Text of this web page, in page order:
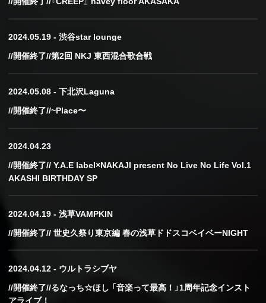
2024.05.19 - 渋谷star lounge
//開催終了//第2回 NKJ 東西混合歌合戦
2024.05.08 - 下北沢Laguna
//開催終了//~Place〜
2024.04.23
//開催終了// Y.A.E label×NAKAJI present No Live No Life Vol.1
AKASHI BIRTHDAY SP
2024.04.19 - 浅草VAMPKIN
//開催終了// 世史久祭り東京編 春の浅草ドドスコベイベーNIGHT
2024.04.12 - ウルトラシブヤ
//開催終了//るなっち☆ほし 「音楽って最高！」1周年記念インスト
アライブ！